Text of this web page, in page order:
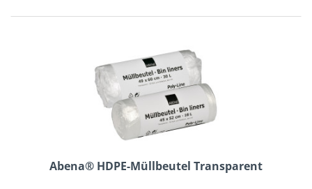
Abena® HDPE-Müllbeutel Transparent